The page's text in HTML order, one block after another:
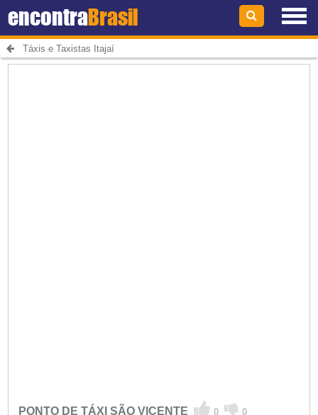
encontraBrasil
Táxis e Taxistas Itajaí
PONTO DE TÁXI SÃO VICENTE 0 0